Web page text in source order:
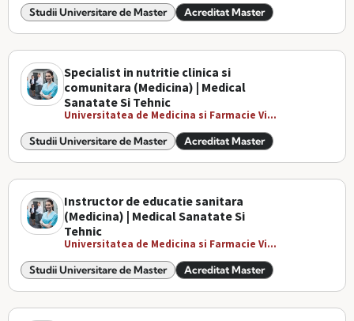
Studii Universitare de Master Acreditat Master
Specialist in nutritie clinica si
comunitara (Medicina) | Medical
Sanatate Si Tehnic
Universitatea de Medicina si Farmacie Vi...
Studii Universitare de Master Acreditat Master
Instructor de educatie sanitara
(Medicina) | Medical Sanatate Si
Tehnic
Universitatea de Medicina si Farmacie Vi...
Studii Universitare de Master Acreditat Master